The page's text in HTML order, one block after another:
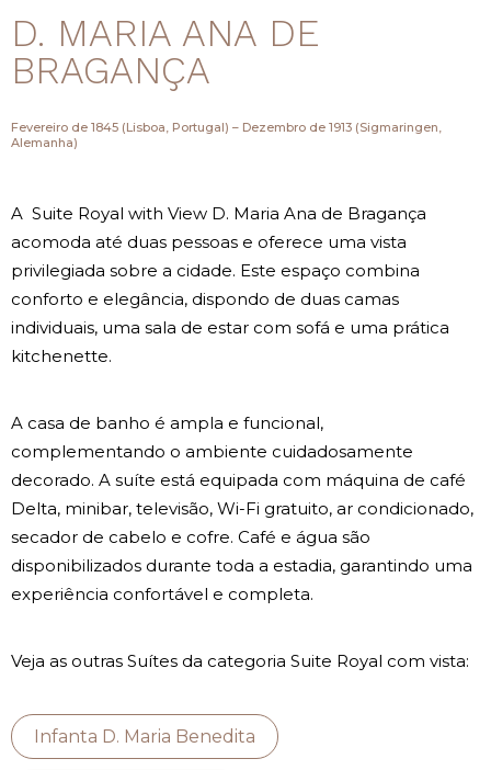
D. MARIA ANA DE
BRAGANÇA
Fevereiro de 1845 (Lisboa, Portugal) – Dezembro de 1913 (Sigmaringen,
Alemanha)
A Suite Royal with View D. Maria Ana de Bragança
acomoda até duas pessoas e oferece uma vista
privilegiada sobre a cidade. Este espaço combina
conforto e elegância, dispondo de duas camas
individuais, uma sala de estar com sofá e uma prática
kitchenette.
A casa de banho é ampla e funcional,
complementando o ambiente cuidadosamente
decorado. A suíte está equipada com máquina de café
Delta, minibar, televisão, Wi-Fi gratuito, ar condicionado,
secador de cabelo e cofre. Café e água são
disponibilizados durante toda a estadia, garantindo uma
experiência confortável e completa.
Veja as outras Suítes da categoria Suite Royal com vista:
Infanta D. Maria Benedita